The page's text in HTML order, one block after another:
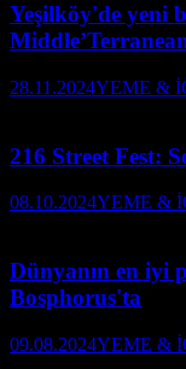
Yeşilköy'de yeni
28.11.2024YEME &
216 Street Fest:
08.10.2024YEME &
Dünyanın en iyi
Bosphorus'ta
09.08.2024YEME &